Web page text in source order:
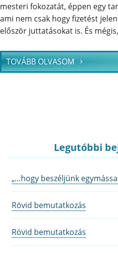
mesteri fokozatát, éppen egy
ami nem csak hogy fizetést
először juttatásokat is. És mégis,
TOVÁBB OLVASOM
Legutóbbi
„…hogy beszéljünk
Rövid bemutatkozás
Rövid bemutatkozás